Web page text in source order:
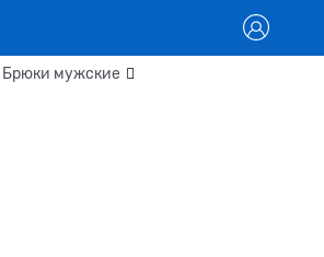
Брюки мужские